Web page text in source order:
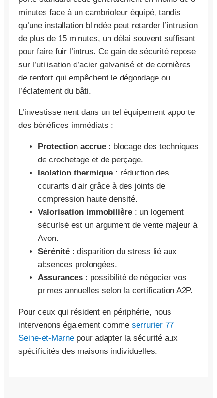
minutes face à un cambrioleur équipé, tandis
qu’une installation blindée peut retarder l’intrusion
de plus de 15 minutes, un délai souvent suffisant
pour faire fuir l’intrus. Ce gain de sécurité repose
sur l’utilisation d’acier galvanisé et de cornières
de renfort qui empêchent le dégondage ou
l’éclatement du bâti.
L’investissement dans un tel équipement apporte
des bénéfices immédiats :
Protection accrue : blocage des techniques
de crochetage et de perçage.
Isolation thermique : réduction des
courants d’air grâce à des joints de
compression haute densité.
Valorisation immobilière : un logement
sécurisé est un argument de vente majeur à
Avon.
Sérénité : disparition du stress lié aux
absences prolongées.
Assurances : possibilité de négocier vos
primes annuelles selon la certification A2P.
Pour ceux qui résident en périphérie, nous
intervenons également comme serrurier 77
Seine-et-Marne pour adapter la sécurité aux
spécificités des maisons individuelles.